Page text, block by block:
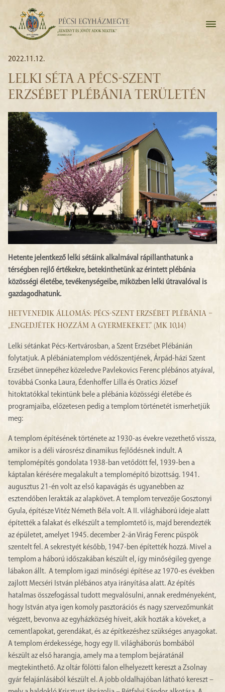
2022.11.12.
LELKI SÉTA A PÉCS-SZENT
ERZSÉBET PLÉBÁNIA TERÜLETÉN
Hetente jelentkező lelki sétáink alkalmával rápillanthatunk a
térségben rejlő értékekre, betekinthetünk az érintett plébánia
közösségi életébe, tevékenységeibe, miközben lelki útravalóval is
gazdagodhatunk.
HETVENEDIK ÁLLOMÁS: PÉCS-SZENT ERZSÉBET PLÉBÁNIA –
„ENGEDJÉTEK HOZZÁM A GYERMEKEKET.” (MK 10,14)
Lelki sétánkat Pécs-Kertvárosban, a Szent Erzsébet Plébánián
folytatjuk. A plébániatemplom védőszentjének, Árpád-házi Szent
Erzsébet ünnepéhez közeledve Pavlekovics Ferenc plébános atyával,
továbbá Csonka Laura, Édenhoffer Lilla és Oratics József
hitoktatókkal tekintünk bele a plébánia közösségi életébe és
programjaiba, előzetesen pedig a templom történetét ismerhetjük
meg:
A templom építésének története az 1930-as évekre vezethető vissza,
amikor is a déli városrész dinamikus fejlődésnek indult. A
templomépítés gondolata 1938-ban vetődött fel, 1939-ben a
káptalan kérésére megalakult a templomépítő bizottság. 1941.
augusztus 21-én volt az első kapavágás és ugyanebben az
esztendőben lerakták az alapkövet. A templom tervezője Gosztonyi
Gyula, építésze Vitéz Németh Béla volt. A II. világháború ideje alatt
építették a falakat és elkészült a templomtető is, majd berendezték
az épületet, amelyet 1945. december 2-án Virág Ferenc püspök
szentelt fel. A sekrestyét később, 1947-ben építették hozzá. Mivel a
templom a háború időszakában készült el, így minőségileg gyenge
lábakon állt. A templom igazi minőségi építése az 1970-es években
zajlott Mecséri István plébános atya irányítása alatt. Az építés
hatalmas összefogással tudott megvalósulni, annak eredményeként,
hogy István atya igen komoly pasztorációs és nagy szervezőmunkát
végzett, bevonva az egyházközség híveit, akik hozták a köveket, a
cementlapokat, gerendákat, és az építkezéshez szükséges anyagokat.
A templom érdekessége, hogy egy II. világháborús bombából
készült az első harangja, amely ma a templom bejáratánál
megtekinthető. Az oltár fölötti falon elhelyezett kereszt a Zsolnay
gyár felajánlásából készült el. A jobb oldalhajóban látható kereszt –